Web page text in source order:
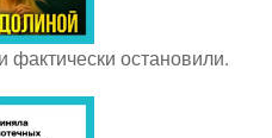
остановили.